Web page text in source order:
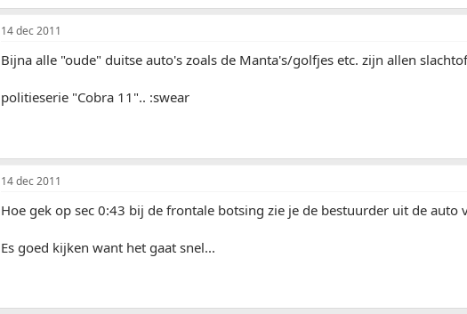
14 dec 2011
Bijna alle "oude" duitse auto's zoals de Manta's/golfjes etc. zijn allen
politieserie "Cobra 11".. :swear
14 dec 2011
Hoe gek op sec 0:43 bij de frontale botsing zie je de bestuurder uit de auto
Es goed kijken want het gaat snel...